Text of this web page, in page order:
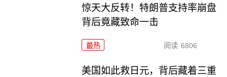
惊天大反转！特朗普支持率崩盘
背后竟藏致命一击
最热 阅读 6806
美国如此救日元，背后藏着三重